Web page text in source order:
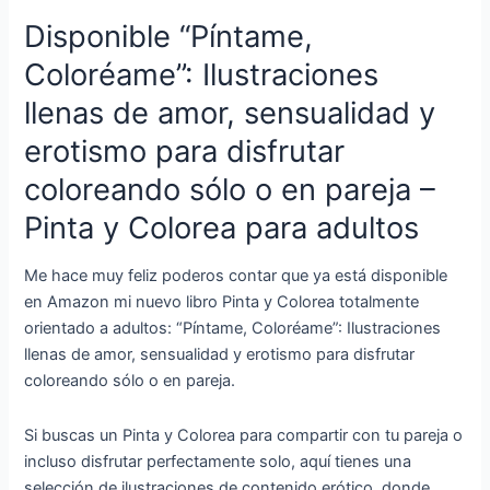
Disponible “Píntame,
Coloréame”: Ilustraciones
llenas de amor, sensualidad y
erotismo para disfrutar
coloreando sólo o en pareja –
Pinta y Colorea para adultos
Me hace muy feliz poderos contar que ya está disponible
en Amazon mi nuevo libro Pinta y Colorea totalmente
orientado a adultos: “Píntame, Coloréame”: Ilustraciones
llenas de amor, sensualidad y erotismo para disfrutar
coloreando sólo o en pareja.
Si buscas un Pinta y Colorea para compartir con tu pareja o
incluso disfrutar perfectamente solo, aquí tienes una